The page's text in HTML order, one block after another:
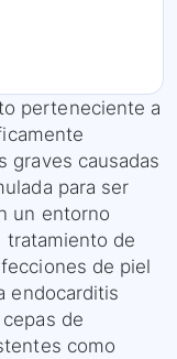
perteneciente a
graves causadas
para ser
un entorno
tratamiento de
de piel
endocarditis
de
como